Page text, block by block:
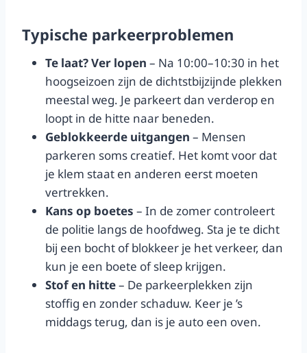
Typische parkeerproblemen
Te laat? Ver lopen – Na 10:00–10:30 in het
hoogseizoen zijn de dichtstbijzijnde plekken
meestal weg. Je parkeert dan verderop en
loopt in de hitte naar beneden.
Geblokkeerde uitgangen – Mensen
parkeren soms creatief. Het komt voor dat
je klem staat en anderen eerst moeten
vertrekken.
Kans op boetes – In de zomer controleert
de politie langs de hoofdweg. Sta je te dicht
bij een bocht of blokkeer je het verkeer, dan
kun je een boete of sleep krijgen.
Stof en hitte– De parkeerplekken zijn
stoffig en zonder schaduw. Keer je ’s
middags terug, dan is je auto een oven.